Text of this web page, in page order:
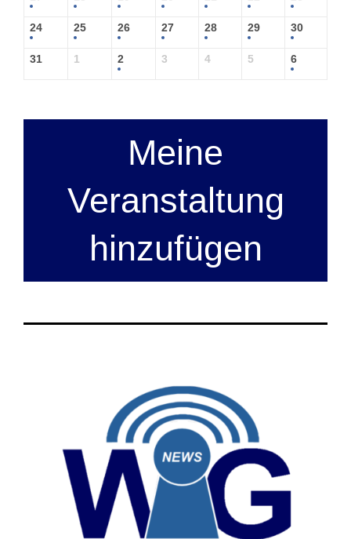
24 25 26 27 28 29 30
31 1 2 3 4 5 6
Meine
Veranstaltung
hinzufügen